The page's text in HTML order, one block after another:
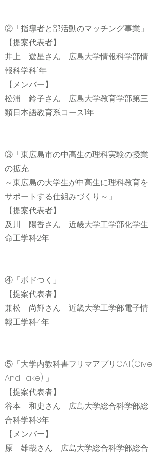
②「指導者と部活動のマッチング事業」
【提案代表者】
井上 遊星さん 広島大学情報科学部情
報科学科1年
【メンバー】
松浦 鈴子さん 広島大学教育学部第三
類日本語教育系コース1年
③「東広島市の中高生の理科実験の授業
の拡充
～東広島の大学生が中高生に理科教育を
サポートする仕組みづくり～」
【提案代表者】
及川 陽香さん 近畿大学工学部化学生
命工学科2年
④「ボドつく」
【提案代表者】
兼松 尚輝さん 近畿大学工学部電子情
報工学科4年
⑤「大学内教科書フリマアプリGAT(Give
And Take) 」
【提案代表者】
谷本 和史さん 広島大学総合科学部総
合科学科3年
【メンバー】
原 雄哉さん 広島大学総合科学部総合